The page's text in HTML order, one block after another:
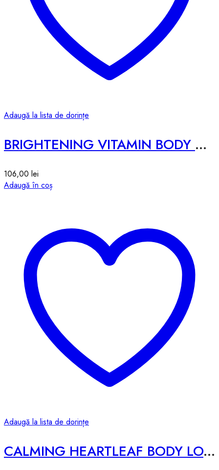
Adaugă la lista de dorințe
BRIGHTENING VITAMIN BODY WASH
106,00 lei
Adaugă în coș
Adaugă la lista de dorințe
CALMING HEARTLEAF BODY LOTION